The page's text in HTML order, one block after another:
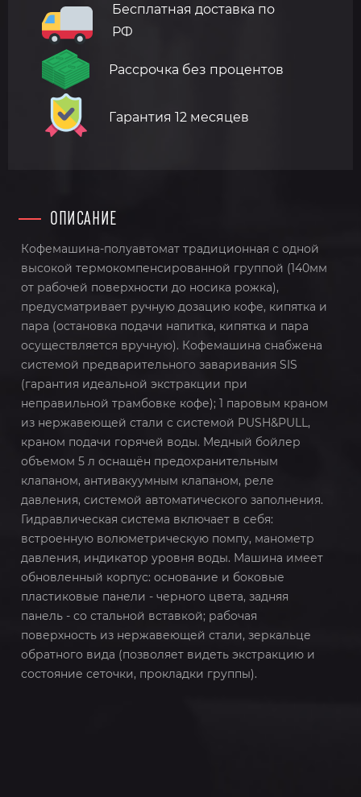
Бесплатная доставка по
РФ
Рассрочка без процентов
Гарантия 12 месяцев
ОПИСАНИЕ
Кофемашина-полуавтомат традиционная с одной
высокой термокомпенсированной группой (140мм
от рабочей поверхности до носика рожка),
предусматривает ручную дозацию кофе, кипятка и
пара (остановка подачи напитка, кипятка и пара
осуществляется вручную). Кофемашина снабжена
системой предварительного заваривания SIS
(гарантия идеальной экстракции при
неправильной трамбовке кофе); 1 паровым краном
из нержавеющей стали с системой PUSH&PULL,
краном подачи горячей воды. Медный бойлер
объемом 5 л оснащён предохранительным
клапаном, антивакуумным клапаном, реле
давления, системой автоматического заполнения.
Гидравлическая система включает в себя:
встроенную волюметрическую помпу, манометр
давления, индикатор уровня воды. Машина имеет
обновленный корпус: основание и боковые
пластиковые панели - черного цвета, задняя
панель - со стальной вставкой; рабочая
поверхность из нержавеющей стали, зеркальце
обратного вида (позволяет видеть экстракцию и
состояние сеточки, прокладки группы).